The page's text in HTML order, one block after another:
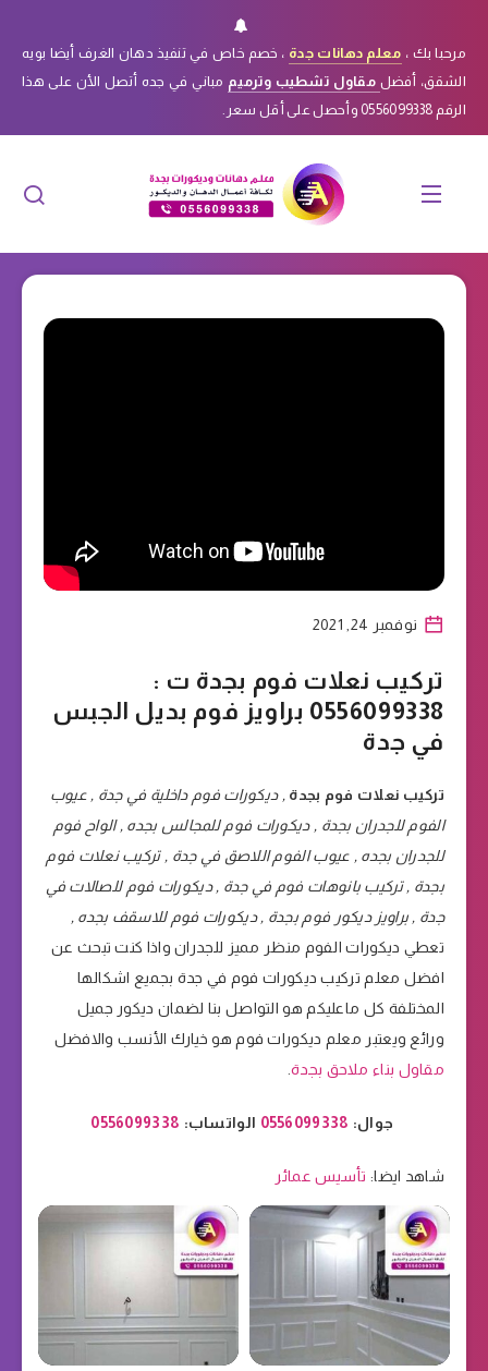
مرحبا بك ، معلم دهانات جدة ، خصم خاص في تنفيذ دهان الغرف أيضا بويه
الشقق، أفضل مقاول تشطيب وترميم مباني في جده أتصل الأن على هذا
الرقم 0556099338 وأحصل على أقل سعر.
نوفمبر 24, 2021
تركيب نعلات فوم بجدة ت :
0556099338 براويز فوم بديل الجبس
في جدة
تركيب نعلات فوم بجدة , ديكورات فوم داخلية في جدة , عيوب
الفوم للجدران بجدة , ديكورات فوم للمجالس بجده , الواح فوم
للجدران بجده , عيوب الفوم اللاصق في جدة , تركيب نعلات فوم
بجدة , تركيب بانوهات فوم في جدة , ديكورات فوم للصالات في
جدة , براويز ديكور فوم بجدة , ديكورات فوم للاسقف بجده ,
تعطي ديكورات الفوم منظر مميز للجدران واذا كنت تبحث عن
افضل معلم تركيب ديكورات فوم في جدة بجميع اشكالها
المختلفة كل ماعليكم هو التواصل بنا لضمان ديكور جميل
ورائع ويعتبر معلم ديكورات فوم هو خيارك الأنسب والافضل
مقاول بناء ملاحق بجدة.
جوال: 0556099338 الواتساب: 0556099338
شاهد ايضا: تأسيس عمائر